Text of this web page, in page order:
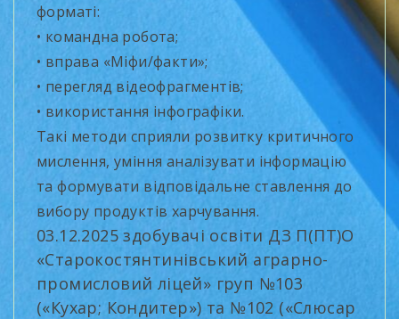
форматі:
• командна робота;
• вправа «Міфи/факти»;
• перегляд відеофрагментів;
• використання інфографіки.
Такі методи сприяли розвитку критичного
мислення, уміння аналізувати інформацію
та формувати відповідальне ставлення до
вибору продуктів харчування.
03.12.2025 здобувачі освіти ДЗ П(ПТ)О
«Старокостянтинівський аграрно-
промисловий ліцей» груп №103
(«Кухар; Кондитер») та №102 («Слюсар